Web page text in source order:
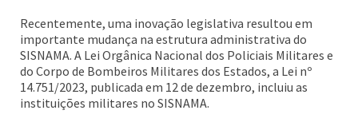
Recentemente, uma inovação legislativa resultou em
importante mudança na estrutura administrativa do
SISNAMA. A Lei Orgânica Nacional dos Policiais Militares e
do Corpo de Bombeiros Militares dos Estados, a Lei nº
14.751/2023, publicada em 12 de dezembro, incluiu as
instituições militares no SISNAMA.